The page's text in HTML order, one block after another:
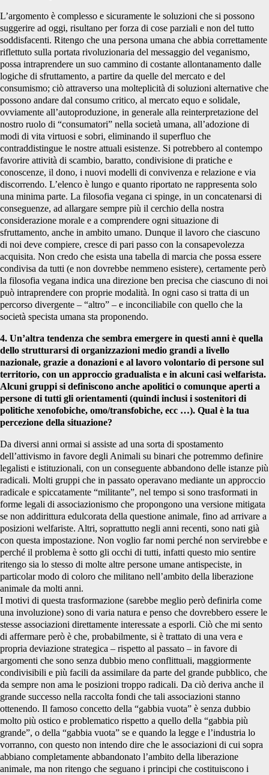
L’argomento è complesso e sicuramente le soluzioni che si possono
suggerire ad oggi, risultano per forza di cose parziali e non del tutto
soddisfacenti. Ritengo che una persona umana che abbia correttamente
riflettuto sulla portata rivoluzionaria del messaggio del veganismo,
possa intraprendere un suo cammino di costante allontanamento dalle
logiche di sfruttamento, a partire da quelle del mercato e del
consumismo; ciò attraverso una molteplicità di soluzioni alternative che
possono andare dal consumo critico, al mercato equo e solidale,
ovviamente all’autoproduzione, in generale alla reinterpretazione del
nostro ruolo di “consumatori” nella società umana, all’adozione di
modi di vita virtuosi e sobri, eliminando il superfluo che
contraddistingue le nostre attuali esistenze. Si potrebbero al contempo
favorire attività di scambio, baratto, condivisione di pratiche e
conoscenze, il dono, i nuovi modelli di convivenza e relazione e via
discorrendo. L’elenco è lungo e quanto riportato ne rappresenta solo
una minima parte. La filosofia vegana ci spinge, in un concatenarsi di
conseguenze, ad allargare sempre più il cerchio della nostra
considerazione morale e a comprendere ogni situazione di
sfruttamento, anche in ambito umano. Dunque il lavoro che ciascuno
di noi deve compiere, cresce di pari passo con la consapevolezza
acquisita. Non credo che esista una tabella di marcia che possa essere
condivisa da tutti (e non dovrebbe nemmeno esistere), certamente però
la filosofia vegana indica una direzione ben precisa che ciascuno di noi
può intraprendere con proprie modalità. In ogni caso si tratta di un
percorso divergente – “altro” – e inconciliabile con quello che la
società specista umana sta proponendo.
4. Un’altra tendenza che sembra emergere in questi anni è quella
dello strutturarsi di organizzazioni medio grandi a livello
nazionale, grazie a donazioni e al lavoro volontario di persone sul
territorio, con un approccio gradualista e in alcuni casi welfarista.
Alcuni gruppi si definiscono anche apolitici o comunque aperti a
persone di tutti gli orientamenti (quindi inclusi i sostenitori di
politiche xenofobiche, omo/transfobiche, ecc …). Qual è la tua
percezione della situazione?
Da diversi anni ormai si assiste ad una sorta di spostamento
dell’attivismo in favore degli Animali su binari che potremmo definire
legalisti e istituzionali, con un conseguente abbandono delle istanze più
radicali. Molti gruppi che in passato operavano mediante un approccio
radicale e spiccatamente “militante”, nel tempo si sono trasformati in
forme legali di associazionismo che propongono una versione mitigata
se non addirittura edulcorata della questione animale, fino ad arrivare a
posizioni welfariste. Altri, soprattutto negli anni recenti, sono nati già
con questa impostazione. Non voglio far nomi perché non servirebbe e
perché il problema è sotto gli occhi di tutti, infatti questo mio sentire
ritengo sia lo stesso di molte altre persone umane antispeciste, in
particolar modo di coloro che militano nell’ambito della liberazione
animale da molti anni.
I motivi di questa trasformazione (sarebbe meglio però definirla come
una involuzione) sono di varia natura e penso che dovrebbero essere le
stesse associazioni direttamente interessate a esporli. Ciò che mi sento
di affermare però è che, probabilmente, si è trattato di una vera e
propria deviazione strategica – rispetto al passato – in favore di
argomenti che sono senza dubbio meno conflittuali, maggiormente
condivisibili e più facili da assimilare da parte del grande pubblico, che
da sempre non ama le posizioni troppo radicali. Da ciò deriva anche il
grande successo nella raccolta fondi che tali associazioni stanno
ottenendo. Il famoso concetto della “gabbia vuota” è senza dubbio
molto più ostico e problematico rispetto a quello della “gabbia più
grande”, o della “gabbia vuota” se e quando la legge e l’industria lo
vorranno, con questo non intendo dire che le associazioni di cui sopra
abbiano completamente abbandonato l’ambito della liberazione
animale, ma non ritengo che seguano i principi che costituiscono i